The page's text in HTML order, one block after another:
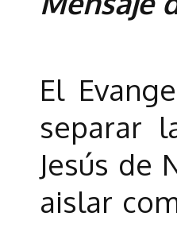
El
separar
Jesús de
aislar